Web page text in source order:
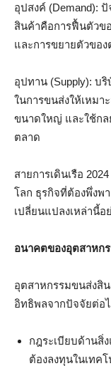
อุปสงค์ (Demand):
สินค้าคือการฟื้นตัวข
และการขยายตัวของ
อุปทาน (Supply): บ
ในการขนส่งให้เหมา
ขนาดใหญ่ และใช้ก
ตลาด
สายการเดินเรือ
โลก ธุรกิจที่ต้องพึ่งพ
เปลี่ยนแปลงเหล่านี้อ
อนาคตของอุตสาหกร
อุตสาหกรรมขนส่งสิน
อิทธิพลจากปัจจัยต่อ
กฎระเบียบด้านสิ่
ต้องลงทุนในเทค